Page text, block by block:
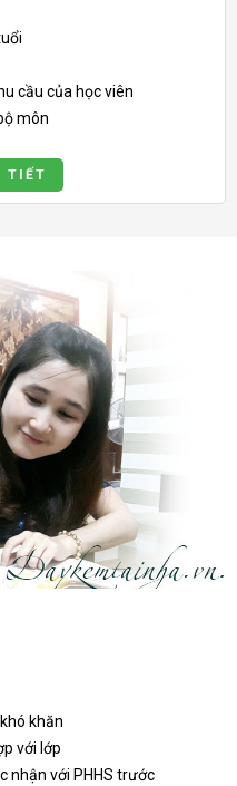
cầu của học viên
môn
TIẾT
khăn
với lớp
nhận với PHHS trước